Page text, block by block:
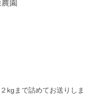
園
kgまで詰めてお送りしま